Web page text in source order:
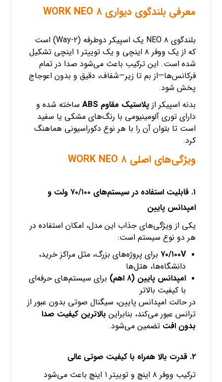
معرفی بلندگوی دیواری WORK NEO ۸
بلندگوی NEO ۸ یک اسپیکر دوطرفه (۲-Way) است
که از یک ووفر ۸ اینچی و یک توییتر ۱ اینچی تشکیل
شده است. این ترکیب باعث می‌شود صدا در تمام
فرکانس‌ها—از بم تا زیر—شفاف، دقیق و بدون اعوجاج
پخش شود.
بدنه اسپیکر ازپلاستیک مقاوم ABS
ساخته شده و
دارای توری آلومینیومی با رنگ‌های مشکی یا سفید
است تا بتوان آن را با هر نوع دکوراسیونی هماهنگ
کرد.
ویژگی‌های اصلی WORK NEO ۸
۱. قابلیت استفاده در سیستم‌های ۷۰/۱۰۰ ولت و
امپدانس پایین
یکی از ویژگی‌های جذاب این مدل، امکان استفاده در
هر دو نوع سیستم است:
۷۰/۱۰۰V برای پروژه‌های بزرگ، مثل مراکز خرید،
دانشگاه‌ها، هتل‌ها
امپدانس پایین (۸ اهم)
برای سیستم‌های حرفه‌ای
با کیفیت بالاتر
در حالت امپدانس پایین، سیگنال صوتی بدون عبور از
ترانس عبور می‌کند، بنابراین بالاترین کیفیت صدا
بدون افت تضمین می‌شود.
۲. قدرت بالا همراه با کیفیت صوتی عالی
ترکیب ووفر ۸ اینچ و توییتر ۱ اینچ باعث می‌شود